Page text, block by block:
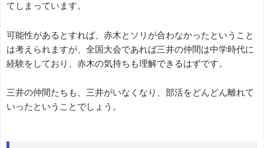
てしまっています。
可能性があるとすれば、赤木とソリが合わなかったということ
は考えられますが、全国大会であれば三井の仲間は中学時代に
経験をしており、赤木の気持ちも理解できるはずです。
三井の仲間たちも、三井がいなくなり、部活をどんどん離れて
いったということでしょう。